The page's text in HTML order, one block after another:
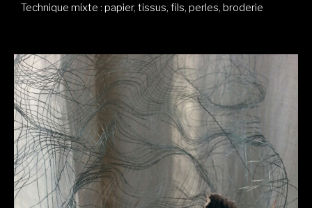
Technique mixte : papier, tissus, fils, perles, broderie